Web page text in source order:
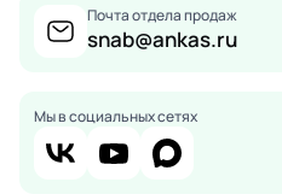
Почта отдела продаж
snab@ankas.ru
Мы в социальных сетях